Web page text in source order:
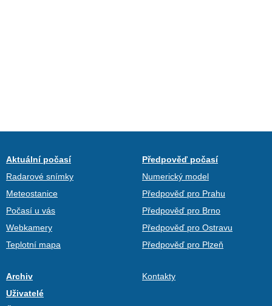
Aktuální počasí
Radarové snímky
Meteostanice
Počasí u vás
Webkamery
Teplotní mapa
Předpověď počasí
Numerický model
Předpověď pro Prahu
Předpověď pro Brno
Předpověď pro Ostravu
Předpověď pro Plzeň
Archiv
Uživatelé
Kontakty